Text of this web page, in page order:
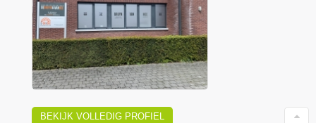
BEKIJK VOLLEDIG PROFIEL